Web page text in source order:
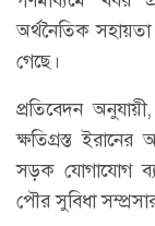
অর্থনৈতিক সহায়তা
গেছে।
প্রতিবেদন
ক্ষতিগ্রস্ত
সড়ক যোগাযোগ
পৌর সুবিধা